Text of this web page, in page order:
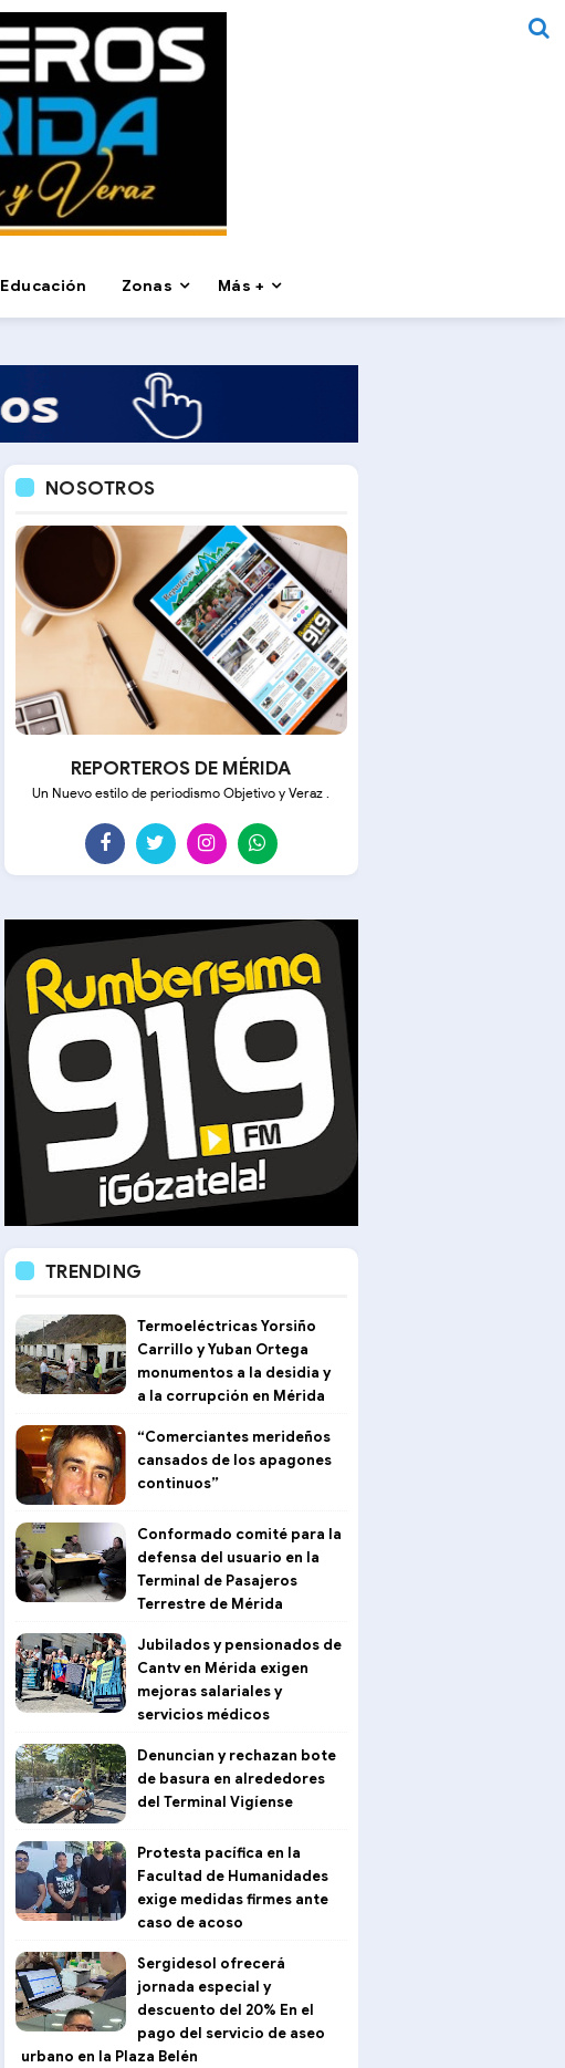
Educación Zonas Más +
NOSOTROS
REPORTEROS DE MÉRIDA
Un Nuevo estilo de periodismo Objetivo y Veraz .
TRENDING
Termoeléctricas Yorsiño
Carrillo y Yuban Ortega
monumentos a la desidia y
a la corrupción en Mérida
“Comerciantes merideños
cansados de los apagones
continuos”
Conformado comité para la
defensa del usuario en la
Terminal de Pasajeros
Terrestre de Mérida
Jubilados y pensionados de
Cantv en Mérida exigen
mejoras salariales y
servicios médicos
Denuncian y rechazan bote
de basura en alrededores
del Terminal Vigíense
Protesta pacífica en la
Facultad de Humanidades
exige medidas firmes ante
caso de acoso
Sergidesol ofrecerá
jornada especial y
descuento del 20% En el
pago del servicio de aseo
urbano en la Plaza Belén